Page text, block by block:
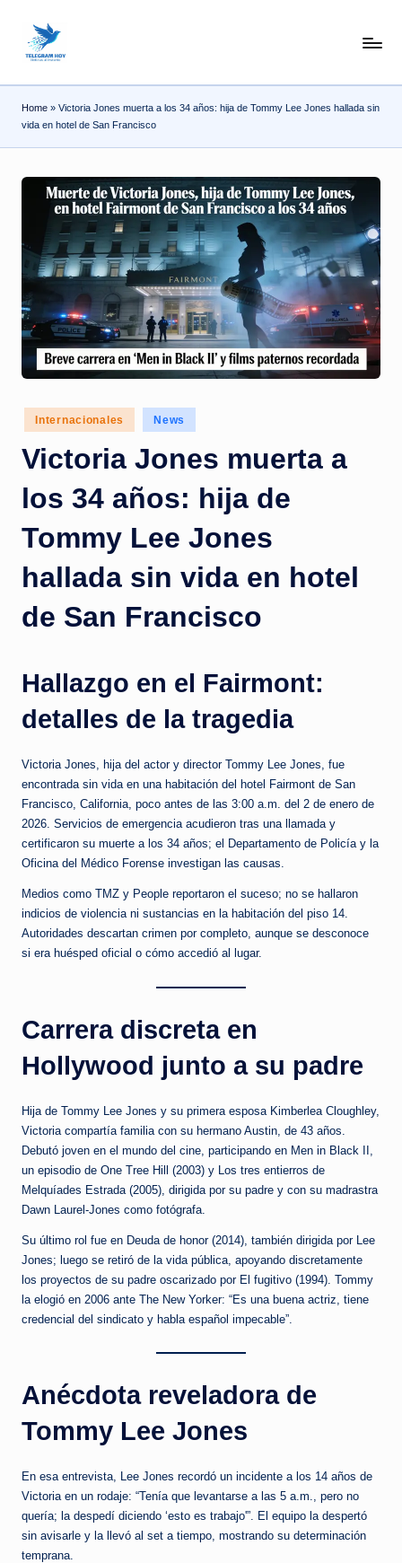
N
o
T
i
T
e
|
N
o
ti
c
a
s
a
l
i
n
t
a
t
e
Home » Victoria Jones muerta a los 34 años: hija de Tommy Lee Jones hallada sin
vida en hotel de San Francisco
Posted
in
Internacionales News
Victoria Jones muerta a
los 34 años: hija de
Tommy Lee Jones
hallada sin vida en hotel
de San Francisco
Hallazgo en el Fairmont:
detalles de la tragedia
Victoria Jones, hija del actor y director Tommy Lee Jones, fue
encontrada sin vida en una habitación del hotel Fairmont de San
Francisco, California, poco antes de las 3:00 a.m. del 2 de enero de
2026. Servicios de emergencia acudieron tras una llamada y
certificaron su muerte a los 34 años; el Departamento de Policía y la
Oficina del Médico Forense investigan las causas.
Medios como TMZ y People reportaron el suceso; no se hallaron
indicios de violencia ni sustancias en la habitación del piso 14.
Autoridades descartan crimen por completo, aunque se desconoce
si era huésped oficial o cómo accedió al lugar.
Carrera discreta en
Hollywood junto a su padre
Hija de Tommy Lee Jones y su primera esposa Kimberlea Cloughley,
Victoria compartía familia con su hermano Austin, de 43 años.
Debutó joven en el mundo del cine, participando en Men in Black II,
un episodio de One Tree Hill (2003) y Los tres entierros de
Melquíades Estrada (2005), dirigida por su padre y con su madrastra
Dawn Laurel-Jones como fotógrafa.
Su último rol fue en Deuda de honor (2014), también dirigida por Lee
Jones; luego se retiró de la vida pública, apoyando discretamente
los proyectos de su padre oscarizado por El fugitivo (1994). Tommy
la elogió en 2006 ante The New Yorker: “Es una buena actriz, tiene
credencial del sindicato y habla español impecable”.
Anécdota reveladora de
Tommy Lee Jones
En esa entrevista, Lee Jones recordó un incidente a los 14 años de
Victoria en un rodaje: “Tenía que levantarse a las 5 a.m., pero no
quería; la despedí diciendo ‘esto es trabajo'”. El equipo la despertó
sin avisarle y la llevó al set a tiempo, mostrando su determinación
temprana.